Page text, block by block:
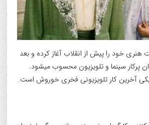
خود را پیش از انقلاب آغاز کرده و بعد
پرکار سینما و تلویزیون محسوب میشود.
آخرین کار تلویزیونی فخری خوروش است.